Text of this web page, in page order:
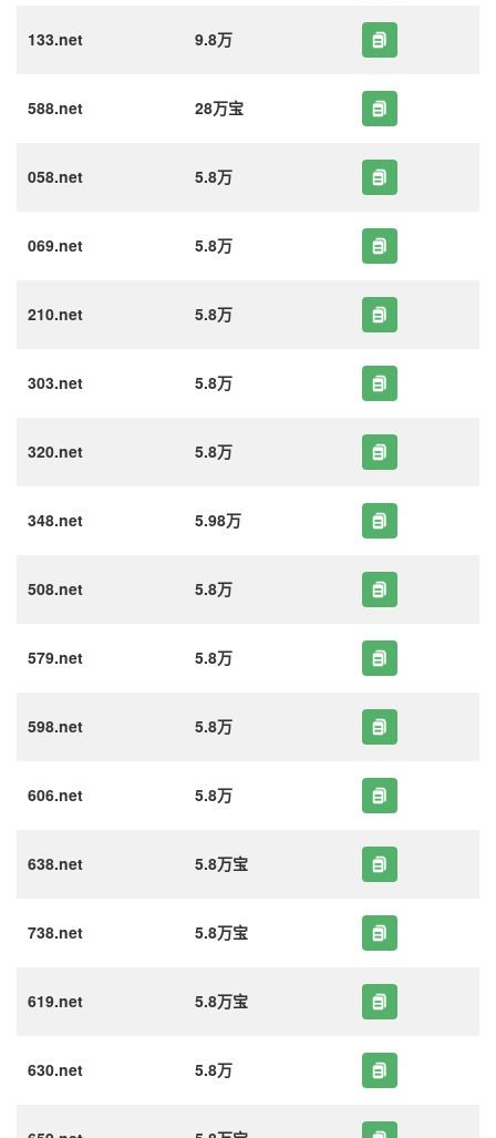
133.net 9.8万
588.net 28万宝
058.net 5.8万
069.net 5.8万
210.net 5.8万
303.net 5.8万
320.net 5.8万
348.net 5.98万
508.net 5.8万
579.net 5.8万
598.net 5.8万
606.net 5.8万
638.net 5.8万宝
738.net 5.8万宝
619.net 5.8万宝
630.net 5.8万